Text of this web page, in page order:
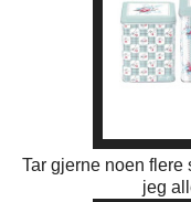
Tar gjerne noen
jeg